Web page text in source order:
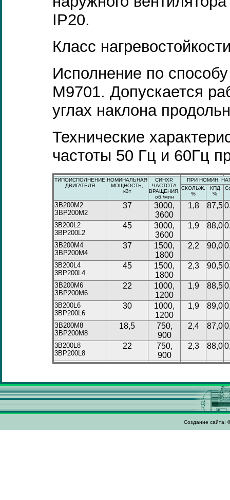
IP20.
Класс
Исполнение по
М9701. Допускается
углах наклона
Технические
частоты 50 Гц и 60Гц
ТИПОИСПОЛНЕНИЕ
ДВИГАТЕЛЯ
НОМИНАЛЬНАЯ
МОЩНОСТЬ,
кВт
СИНХР.
ЧАСТОТА
ВРАЩЕНИЯ,
об./мин
ПРИ НОМИН.
СКОЛЬЖ.
%
КПД
%
ЗВ200М2
ЗВР200М2
37
3000,
3600
1,8 87,5
3B200L2
3BP200L2
45
3000,
3600
1,9 88,0
ЗВ200М4
ЗВР200М4
37
1500,
1800
2,2 90,0
3B200L4
3BP200L4
45
1500,
1800
2,3 90,5
ЗВ200М6
ЗВР200М6
22
1000,
1200
1,9 88,5
3B200L6
3BP200L6
30
1000,
1200
1,9 89,0
ЗВ200М8
ЗВР200М8
18,5
750,
900
2,4 87,0
3B200L8
3BP200L8
22
750,
900
2,3 88,0
Создание сайта: